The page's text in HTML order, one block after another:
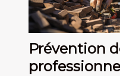
Prévention